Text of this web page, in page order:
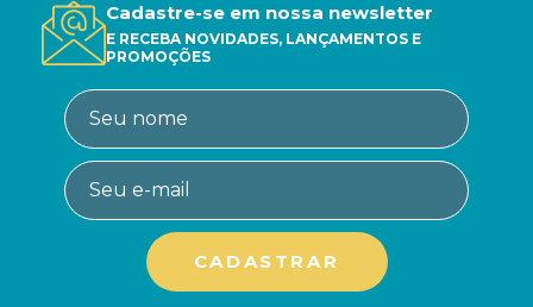
Cadastre-se em nossa newsletter
E RECEBA NOVIDADES, LANÇAMENTOS E
PROMOÇÕES